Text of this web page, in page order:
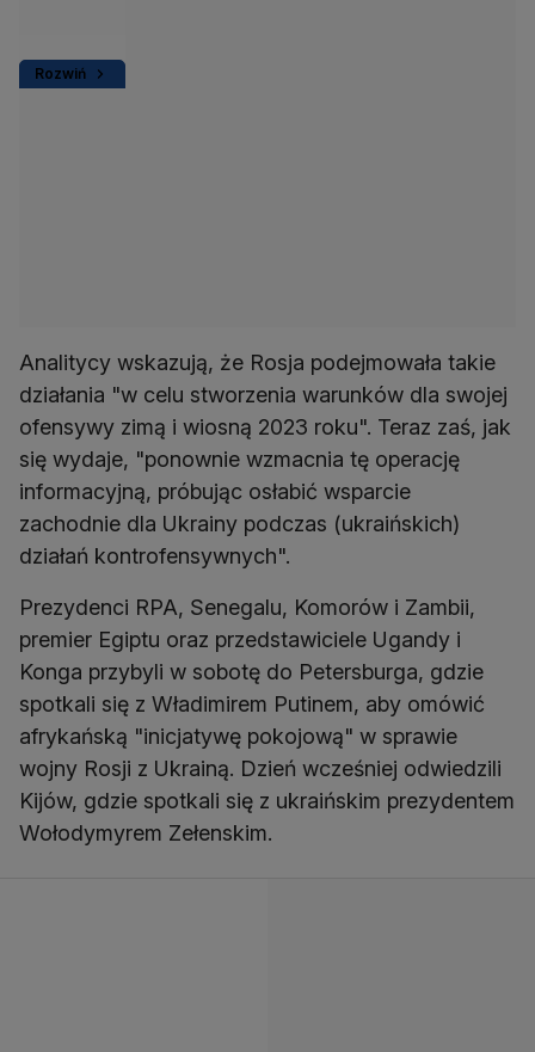
Rozwiń
Analitycy wskazują, że Rosja podejmowała takie
działania "w celu stworzenia warunków dla swojej
ofensywy zimą i wiosną 2023 roku". Teraz zaś, jak
się wydaje, "ponownie wzmacnia tę operację
informacyjną, próbując osłabić wsparcie
zachodnie dla Ukrainy podczas (ukraińskich)
działań kontrofensywnych".
Prezydenci RPA, Senegalu, Komorów i Zambii,
premier Egiptu oraz przedstawiciele Ugandy i
Konga przybyli w sobotę do Petersburga, gdzie
spotkali się z Władimirem Putinem, aby omówić
afrykańską "inicjatywę pokojową" w sprawie
wojny Rosji z Ukrainą. Dzień wcześniej odwiedzili
Kijów, gdzie spotkali się z ukraińskim prezydentem
Wołodymyrem Zełenskim.